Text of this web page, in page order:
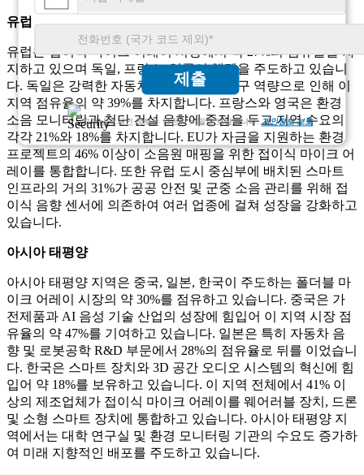
제출
고객님의 개인 정보는 완전히 비밀로 보장됩니다.개인정보 보호
유럽
유럽은 접이식 마이크 어레이 시장에서 약 27%의 점유율을 차
지하고 있으며 독일, 프랑스, ​​영국이 채택을 주도하고 있습니
다. 독일은 강력한 자동차 및 항공우주 연구 역량으로 인해 이
지역 점유율의 약 39%를 차지합니다. 프랑스와 영국은 환경
소음 모니터링과 첨단 건설 음향에 중점을 두고 지역 수요의
각각 21%와 18%를 차지합니다. EU가 자금을 지원하는 환경
프로젝트의 46% 이상이 소음원 매핑을 위한 접이식 마이크 어
레이를 통합합니다. 또한 유럽 도시 중심부에 배치된 스마트
인프라의 거의 31%가 공공 안전 및 군중 소음 관리를 위해 접
이식 음향 센서에 의존하여 여러 업종에 걸쳐 성장을 강화하고
있습니다.
아시아 태평양
아시아 태평양 지역은 중국, 일본, 한국이 주도하는 폴더블 마
이크 어레이 시장의 약 30%를 점유하고 있습니다. 중국은 가
전제품과 AI 음성 기술 산업의 성장에 힘입어 이 지역 시장 점
유율의 약 47%를 기여하고 있습니다. 일본은 특히 자동차 음
향 및 로봇공학 R&D 부문에서 28%의 점유율로 뒤를 이었습니
다. 한국은 스마트 장치와 3D 공간 오디오 시스템의 혁신에 힘
입어 약 18%를 보유하고 있습니다. 이 지역 전체에서 41% 이
상의 제조업체가 접이식 마이크 어레이를 웨어러블 장치, 드론
및 소형 스마트 장치에 통합하고 있습니다. 아시아 태평양 지
역에서는 대학 연구실 및 환경 모니터링 기관의 수요도 증가하
여 미래 지향적인 배포를 주도하고 있습니다.